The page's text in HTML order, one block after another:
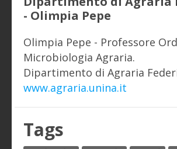
- Olimpia Pepe
Olimpia Pepe - Professore
Microbiologia Agraria.
Dipartimento di Agraria
www.agraria.unina.it
Tags